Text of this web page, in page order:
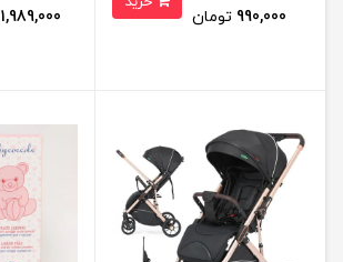
990,000 تومان
1,989,000